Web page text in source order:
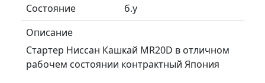
Состояние
б.у
Описание
Стартер Ниссан Кашкай MR20D в отличном
рабочем состоянии контрактный Япония